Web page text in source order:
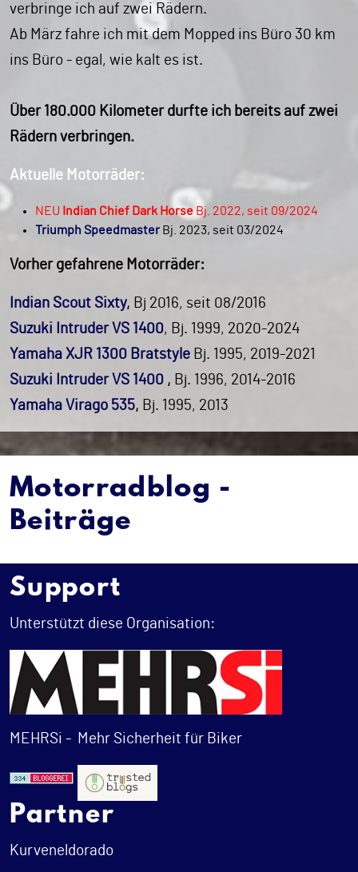
verbringe ich auf zwei Rädern.
Ab März fahre ich mit dem Mopped ins Büro 30 km
ins Büro - egal, wie kalt es ist.
Über 180.000 Kilometer durfte ich bereits auf zwei
Rädern verbringen.
Aktuelle Motorräder:
NEU Indian Chief Dark Horse Bj. 2022, seit 09/2024
Triumph Speedmaster Bj. 2023, seit 03/2024
Vorher gefahrene Motorräder:
Indian Scout Sixty, Bj 2016, seit 08/2016
Suzuki Intruder VS 1400, Bj. 1999, 2020-2024
Yamaha XJR 1300 Bratstyle Bj. 1995, 2019-2021
Suzuki Intruder VS 1400 , Bj. 1996, 2014-2016
Yamaha Virago 535, Bj. 1995, 2013
Motorradblog -
Beiträge
Support
Unterstützt diese Organisation:
MEHRSi - Mehr Sicherheit für Biker
Partner
Kurveneldorado